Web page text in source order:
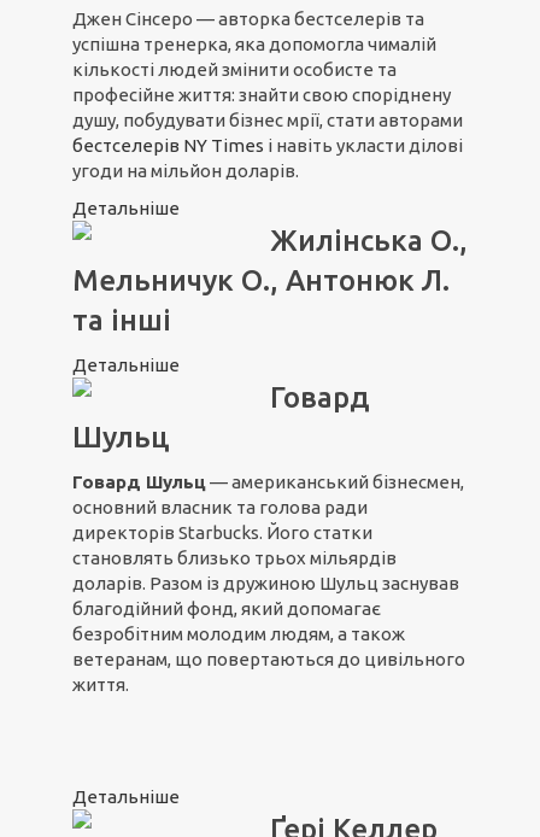
Джен Сінсеро — авторка бестселерів та
успішна тренерка, яка допомогла чималій
кількості людей змінити особисте та
професійне життя: знайти свою споріднену
душу, побудувати бізнес мрії, стати авторами
бестселерів NY Times і навіть укласти ділові
угоди на мільйон доларів.
Детальніше
Жилінська О.,
Мельничук О., Антонюк Л.
та інші
Детальніше
Говард
Шульц
Говард Шульц— американський бізнесмен,
основний власник та голова ради
директорів Starbucks. Його статки
становлять близько трьох мільярдів
доларів. Разом із дружиною Шульц заснував
благодійний фонд, який допомагає
безробітним молодим людям, а також
ветеранам, що повертаються до цивільного
життя.
Детальніше
Ґері Келлер